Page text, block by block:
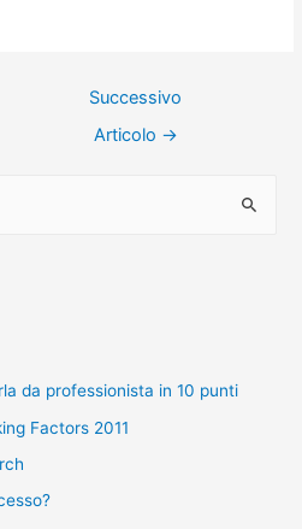
Successivo
Articolo →
da professionista in 10 punti
Factors 2011